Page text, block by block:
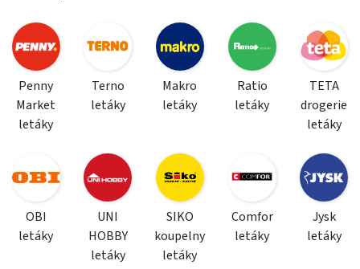
Penny
Market
letáky
Terno
letáky
Makro
letáky
Ratio
letáky
TETA
drogerie
letáky
OBI
letáky
UNI
HOBBY
letáky
SIKO
koupelny
letáky
Comfor
letáky
Jysk
letáky